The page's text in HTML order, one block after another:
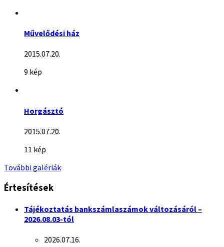
Művelődési ház
2015.07.20.
9 kép
Horgásztó
2015.07.20.
11 kép
További galériák
Értesítések
Tájékoztatás bankszámlaszámok változásáról –
2026.08.03-tól
2026.07.16.